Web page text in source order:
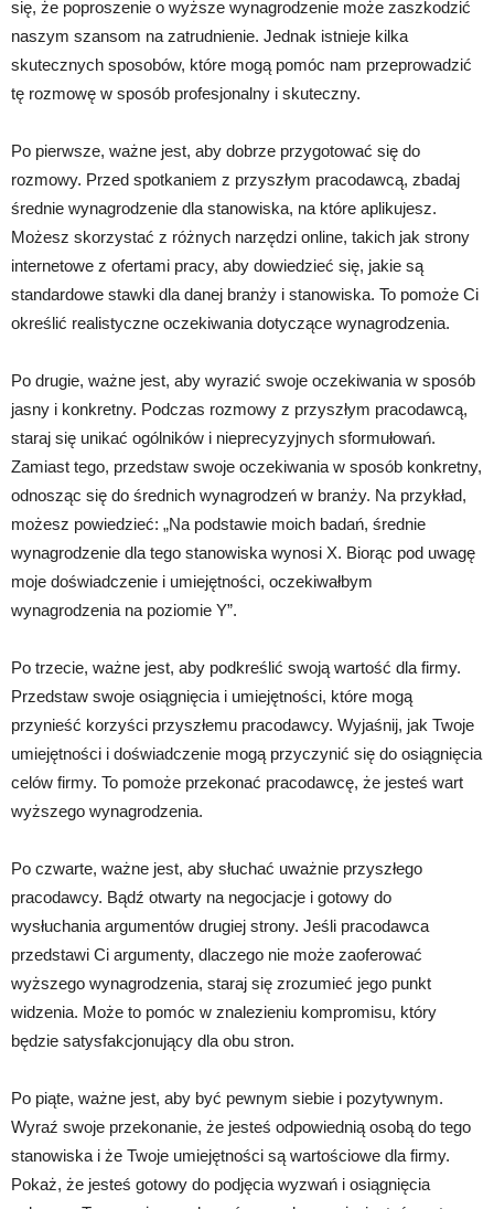
się, że poproszenie o wyższe wynagrodzenie może zaszkodzić
naszym szansom na zatrudnienie. Jednak istnieje kilka
skutecznych sposobów, które mogą pomóc nam przeprowadzić
tę rozmowę w sposób profesjonalny i skuteczny.
Po pierwsze, ważne jest, aby dobrze przygotować się do
rozmowy. Przed spotkaniem z przyszłym pracodawcą, zbadaj
średnie wynagrodzenie dla stanowiska, na które aplikujesz.
Możesz skorzystać z różnych narzędzi online, takich jak strony
internetowe z ofertami pracy, aby dowiedzieć się, jakie są
standardowe stawki dla danej branży i stanowiska. To pomoże Ci
określić realistyczne oczekiwania dotyczące wynagrodzenia.
Po drugie, ważne jest, aby wyrazić swoje oczekiwania w sposób
jasny i konkretny. Podczas rozmowy z przyszłym pracodawcą,
staraj się unikać ogólników i nieprecyzyjnych sformułowań.
Zamiast tego, przedstaw swoje oczekiwania w sposób konkretny,
odnosząc się do średnich wynagrodzeń w branży. Na przykład,
możesz powiedzieć: „Na podstawie moich badań, średnie
wynagrodzenie dla tego stanowiska wynosi X. Biorąc pod uwagę
moje doświadczenie i umiejętności, oczekiwałbym
wynagrodzenia na poziomie Y”.
Po trzecie, ważne jest, aby podkreślić swoją wartość dla firmy.
Przedstaw swoje osiągnięcia i umiejętności, które mogą
przynieść korzyści przyszłemu pracodawcy. Wyjaśnij, jak Twoje
umiejętności i doświadczenie mogą przyczynić się do osiągnięcia
celów firmy. To pomoże przekonać pracodawcę, że jesteś wart
wyższego wynagrodzenia.
Po czwarte, ważne jest, aby słuchać uważnie przyszłego
pracodawcy. Bądź otwarty na negocjacje i gotowy do
wysłuchania argumentów drugiej strony. Jeśli pracodawca
przedstawi Ci argumenty, dlaczego nie może zaoferować
wyższego wynagrodzenia, staraj się zrozumieć jego punkt
widzenia. Może to pomóc w znalezieniu kompromisu, który
będzie satysfakcjonujący dla obu stron.
Po piąte, ważne jest, aby być pewnym siebie i pozytywnym.
Wyraź swoje przekonanie, że jesteś odpowiednią osobą do tego
stanowiska i że Twoje umiejętności są wartościowe dla firmy.
Pokaż, że jesteś gotowy do podjęcia wyzwań i osiągnięcia